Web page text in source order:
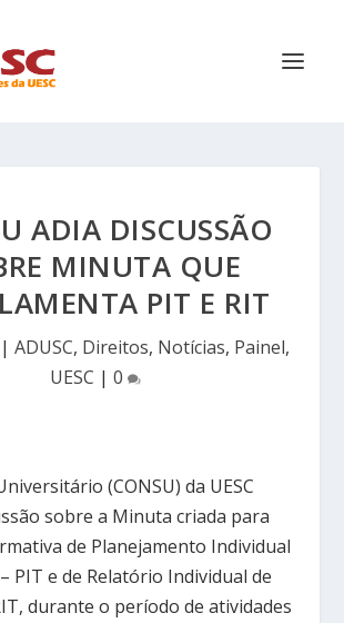
ADIA DISCUSSÃO
MINUTA QUE
PIT E RIT
| ADUSC, Direitos, Notícias, Painel,
UESC | 0
(CONSU) da UESC
sobre a Minuta criada para
de Planejamento Individual
PIT e de Relatório Individual de
durante o período de atividades